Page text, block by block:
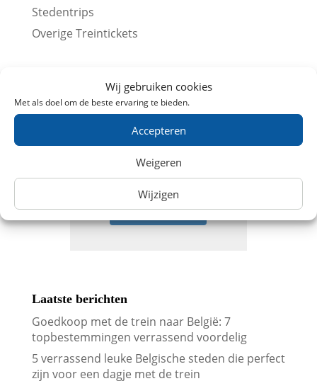
Wij gebruiken cookies
Met als doel om de beste ervaring te bieden.
Accepteren
Weigeren
Wijzigen
Stedentrips
Overige Treintickets
Ontvang aanbiedingen
Abonneren
Laatste berichten
Goedkoop met de trein naar België: 7
topbestemmingen verrassend voordelig
5 verrassend leuke Belgische steden die perfect
zijn voor een dagje met de trein